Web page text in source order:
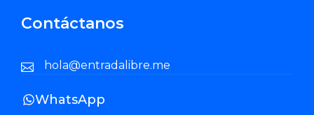
Contáctanos
hola@entradalibre.me
WhatsApp